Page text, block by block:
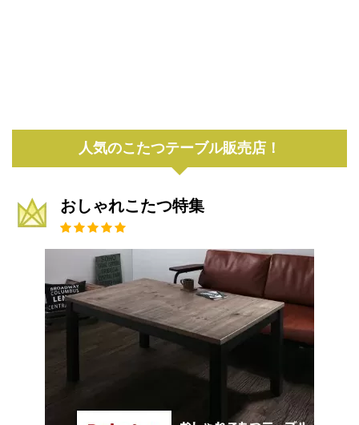
人気のこたつテーブル販売店！
おしゃれこたつ特集